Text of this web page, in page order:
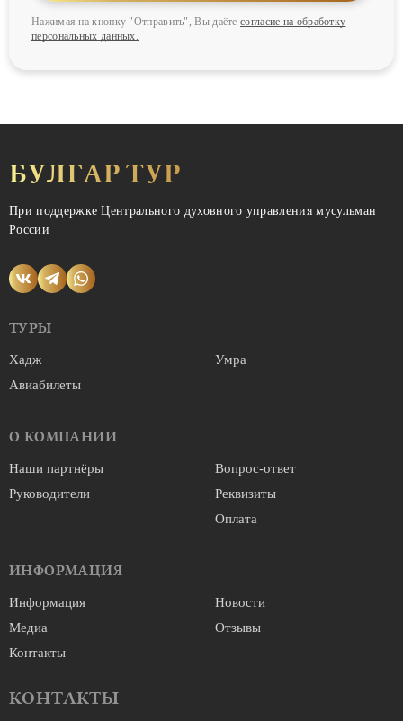
Нажимая на кнопку "Отправить" , Вы даётесогласие на обработку
персональных данных.
БУЛГАР ТУР
При поддержке Центрального духовного управления мусульман
России
ТУРЫ
Хадж
Умра
Авиабилеты
О КОМПАНИИ
Наши партнёры
Вопрос-ответ
Руководители
Реквизиты
Оплата
ИНФОРМАЦИЯ
Информация
Новости
Медиа
Отзывы
Контакты
КОНТАКТЫ